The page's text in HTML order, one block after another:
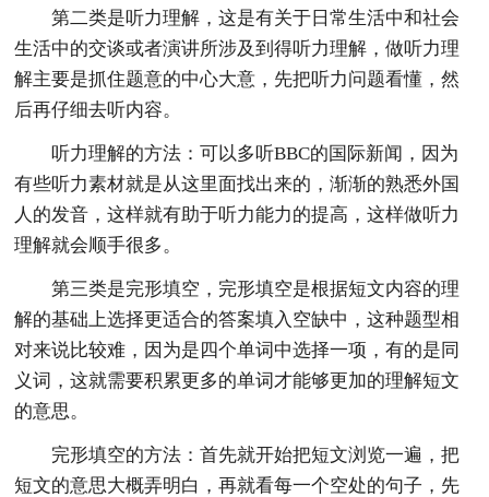
第二类是听力理解，这是有关于日常生活中和社会
生活中的交谈或者演讲所涉及到得听力理解，做听力理
解主要是抓住题意的中心大意，先把听力问题看懂，然
后再仔细去听内容。
听力理解的方法：可以多听BBC的国际新闻，因为
有些听力素材就是从这里面找出来的，渐渐的熟悉外国
人的发音，这样就有助于听力能力的提高，这样做听力
理解就会顺手很多。
第三类是完形填空，完形填空是根据短文内容的理
解的基础上选择更适合的答案填入空缺中，这种题型相
对来说比较难，因为是四个单词中选择一项，有的是同
义词，这就需要积累更多的单词才能够更加的理解短文
的意思。
完形填空的方法：首先就开始把短文浏览一遍，把
短文的意思大概弄明白，再就看每一个空处的句子，先